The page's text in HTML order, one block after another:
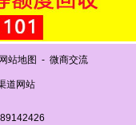
网站地图 - 微商交流
道网站